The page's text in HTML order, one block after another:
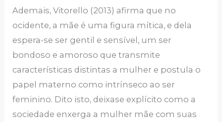
Ademais, Vitorello (2013) afirma que no
ocidente, a mãe é uma figura mítica, e dela
espera-se ser gentil e sensível, um ser
bondoso e amoroso que transmite
características distintas a mulher e postula o
papel materno como intrínseco ao ser
feminino. Dito isto, deixase explícito como a
sociedade enxerga a mulher mãe com suas